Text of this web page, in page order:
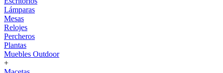
Lámparas
Mesas
Relojes
Percheros
Plantas
Muebles Outdoor
+